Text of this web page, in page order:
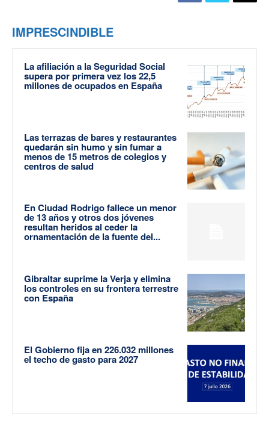
IMPRESCINDIBLE
La afiliación a la Seguridad Social
supera por primera vez los 22,5
millones de ocupados en España
Las terrazas de bares y restaurantes
quedarán sin humo y sin fumar a
menos de 15 metros de colegios y
centros de salud
En Ciudad Rodrigo fallece un menor
de 13 años y otros dos jóvenes
resultan heridos al ceder la
ornamentación de la fuente del...
Gibraltar suprime la Verja y elimina
los controles en su frontera terrestre
con España
El Gobierno fija en 226.032 millones
el techo de gasto para 2027